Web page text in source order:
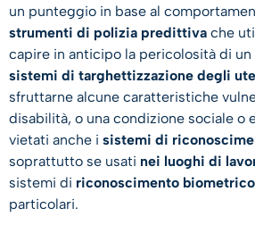
un punteggio in base al
strumenti di polizia predittiva che
capire in anticipo la pericolosità di
sistemi di targhettizzazione degli
sfruttarne alcune caratteristiche
disabilità, o una condizione sociale o
vietati anche i sistemi di
soprattutto se usati nei luoghi di
sistemi di riconoscimento biometrico
particolari.